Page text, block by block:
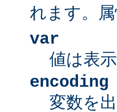
れます。
var
値は表
encoding
変数を